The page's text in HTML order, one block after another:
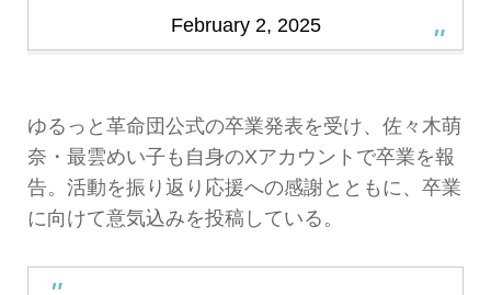
February 2, 2025
ゆるっと革命団公式の卒業発表を受け、佐々木萌
奈・最雲めい子も自身のXアカウントで卒業を報
告。活動を振り返り応援への感謝とともに、卒業
に向けて意気込みを投稿している。